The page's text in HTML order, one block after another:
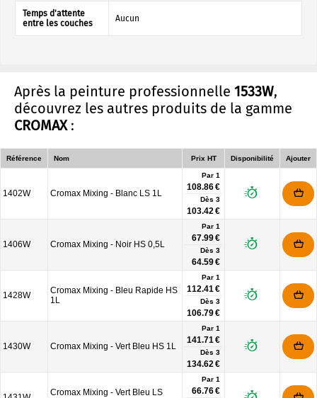
Temps d'attente
entre les couches
Aucun
Après la peinture professionnelle 1533W,
découvrez les autres produits de la gamme
CROMAX:
Référence Nom Prix HT Disponibilité Ajouter
1402W Cromax Mixing - Blanc LS 1L
Par 1
108.86 €
Dès 3
103.42 €
1406W Cromax Mixing - Noir HS 0,5L
Par 1
67.99 €
Dès 3
64.59 €
1428W
Cromax Mixing - Bleu Rapide HS
1L
Par 1
112.41 €
Dès 3
106.79 €
1430W Cromax Mixing - Vert Bleu HS 1L
Par 1
141.71 €
Dès 3
134.62 €
Cromax Mixing - Vert Bleu LS
Par 1
66.76 €